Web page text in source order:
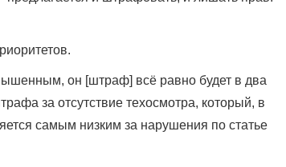
он [штраф] всё равно будет в два
за отсутствие техосмотра, который, в
самым низким за нарушения по статье